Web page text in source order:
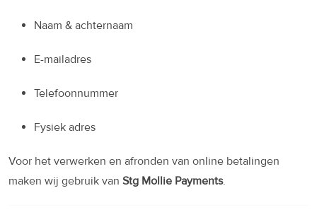
Naam & achternaam
E-mailadres
Telefoonnummer
Fysiek adres
Voor het verwerken en afronden van online betalingen
maken wij gebruik van Stg Mollie Payments.